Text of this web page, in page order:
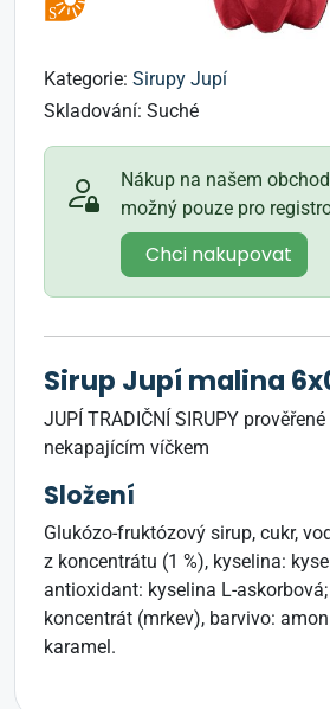
Kategorie: Sirupy Jupí
Skladování: Suché
Nákup na našem
možný pouze pro
Chci nakupovat
Sirup Jupí malina
JUPÍ TRADIČNÍ SIRUPY
nekapajícím víčkem
Složení
Glukózo-fruktózový sirup, cukr,
z koncentrátu (1 %), kyselina:
antioxidant: kyselina L-
koncentrát (mrkev), barvivo:
karamel.